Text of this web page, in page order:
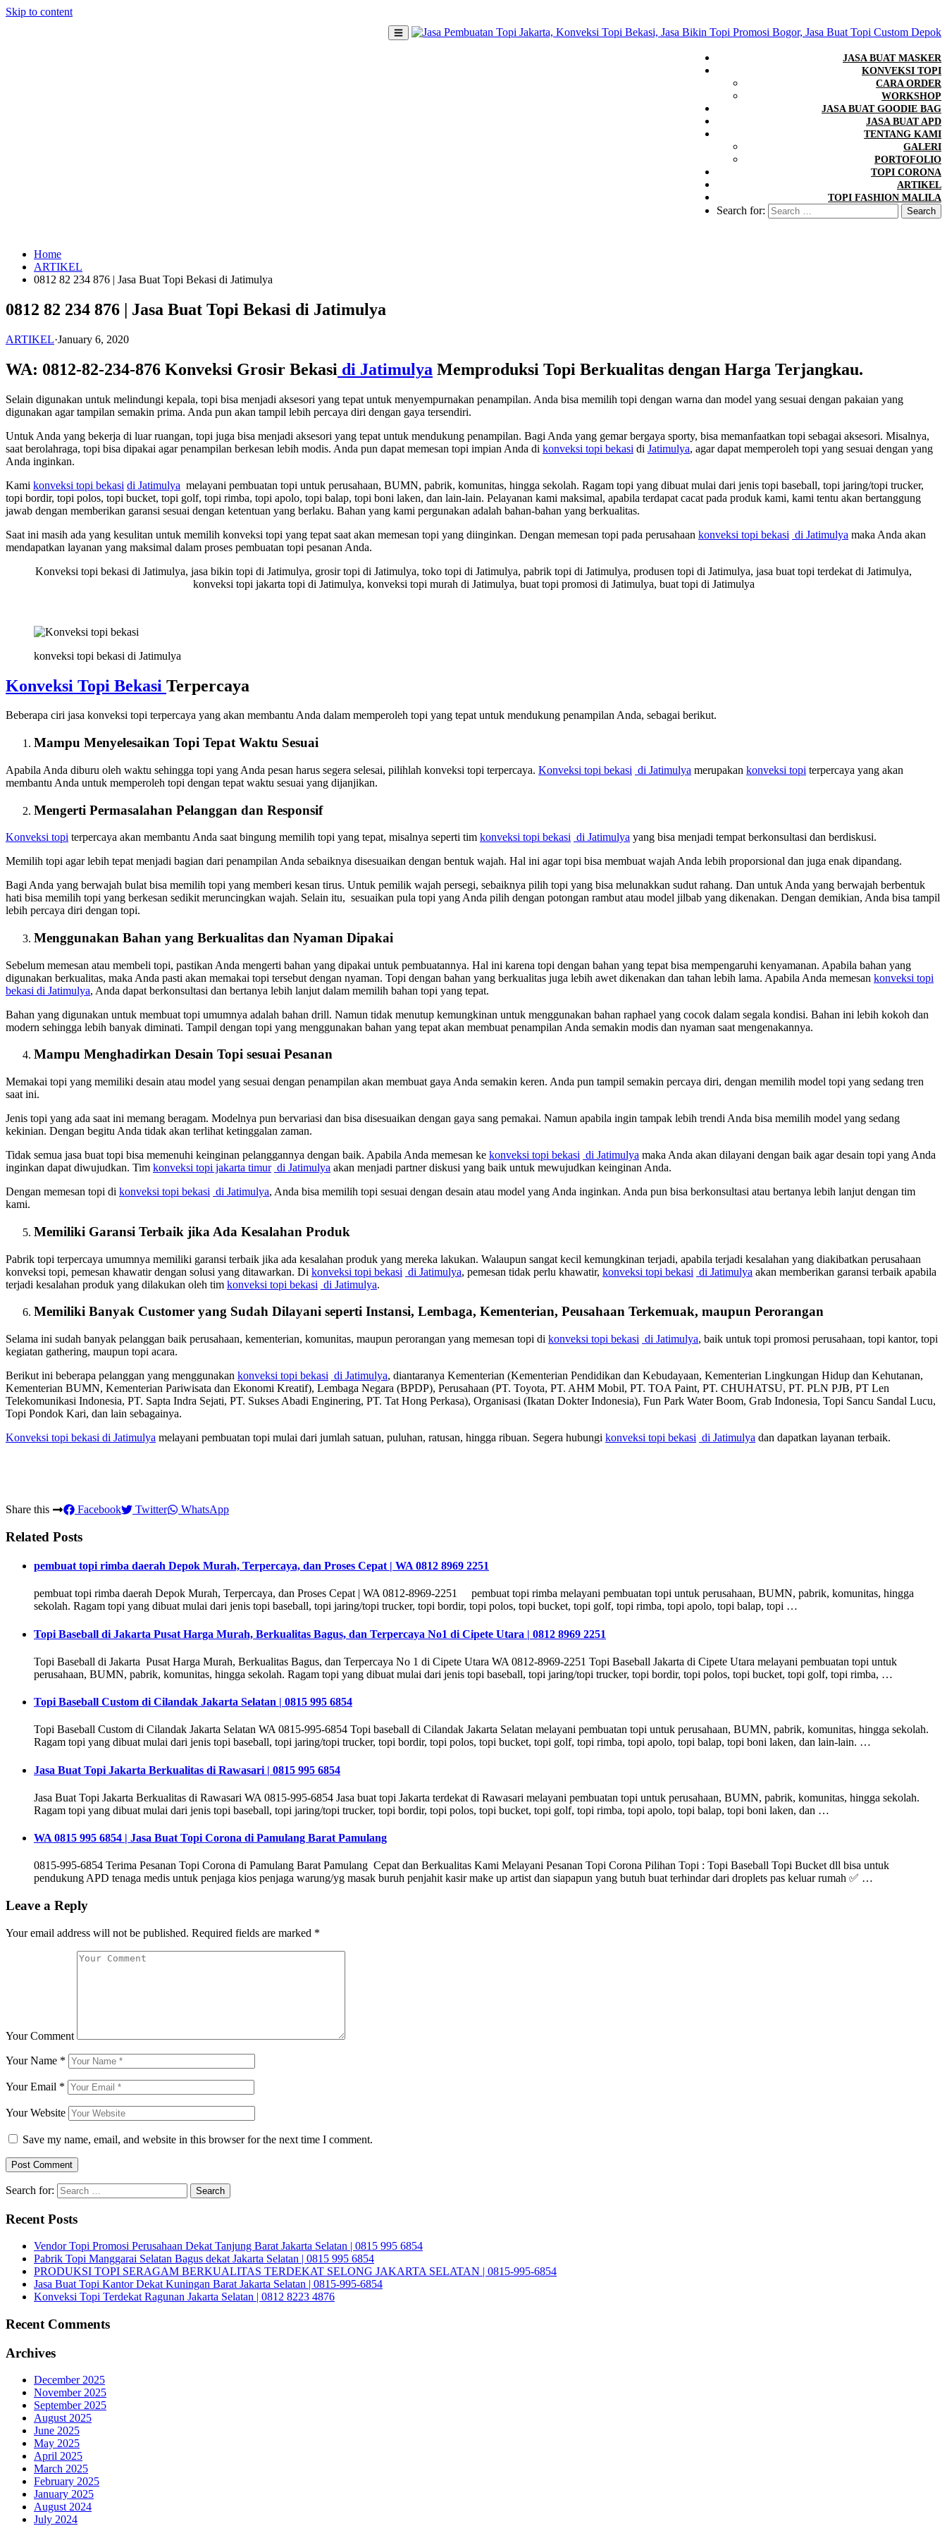
Skip to content
JASA BUAT MASKER
KONVEKSI TOPI
CARA ORDER
WORKSHOP
JASA BUAT GOODIE BAG
JASA BUAT APD
TENTANG KAMI
GALERI
PORTOFOLIO
TOPI CORONA
ARTIKEL
TOPI FASHION MALILA
Search for:
Home
ARTIKEL
0812 82 234 876 | Jasa Buat Topi Bekasi di Jatimulya
0812 82 234 876 | Jasa Buat Topi Bekasi di Jatimulya
ARTIKEL·January 6, 2020
WA: 0812-82-234-876 Konveksi Grosir Bekasi di Jatimulya Memproduksi Topi Berkualitas dengan Harga Terjangkau.
Selain digunakan untuk melindungi kepala, topi bisa menjadi aksesori yang tepat untuk menyempurnakan penampilan. Anda bisa memilih topi dengan warna dan model yang sesuai dengan pakaian yang
digunakan agar tampilan semakin prima. Anda pun akan tampil lebih percaya diri dengan gaya tersendiri.
Untuk Anda yang bekerja di luar ruangan, topi juga bisa menjadi aksesori yang tepat untuk mendukung penampilan. Bagi Anda yang gemar bergaya sporty, bisa memanfaatkan topi sebagai aksesori. Misalnya,
saat berolahraga, topi bisa dipakai agar penampilan berkesan lebih modis. Anda pun dapat memesan topi impian Anda di konveksi topi bekasi di Jatimulya, agar dapat memperoleh topi yang sesuai dengan yang
Anda inginkan.
Kami konveksi topi bekasi di Jatimulya melayani pembuatan topi untuk perusahaan, BUMN, pabrik, komunitas, hingga sekolah. Ragam topi yang dibuat mulai dari jenis topi baseball, topi jaring/topi trucker,
topi bordir, topi polos, topi bucket, topi golf, topi rimba, topi apolo, topi balap, topi boni laken, dan lain-lain. Pelayanan kami maksimal, apabila terdapat cacat pada produk kami, kami tentu akan bertanggung
jawab dengan memberikan garansi sesuai dengan ketentuan yang berlaku. Bahan yang kami pergunakan adalah bahan-bahan yang berkualitas.
Saat ini masih ada yang kesulitan untuk memilih konveksi topi yang tepat saat akan memesan topi yang diinginkan. Dengan memesan topi pada perusahaan konveksi topi bekasi di Jatimulya maka Anda akan
mendapatkan layanan yang maksimal dalam proses pembuatan topi pesanan Anda.
Konveksi topi bekasi di Jatimulya, jasa bikin topi di Jatimulya, grosir topi di Jatimulya, toko topi di Jatimulya, pabrik topi di Jatimulya, produsen topi di Jatimulya, jasa buat topi terdekat di Jatimulya,
konveksi topi jakarta topi di Jatimulya, konveksi topi murah di Jatimulya, buat topi promosi di Jatimulya, buat topi di Jatimulya
konveksi topi bekasi di Jatimulya
Konveksi Topi Bekasi Terpercaya
Beberapa ciri jasa konveksi topi terpercaya yang akan membantu Anda dalam memperoleh topi yang tepat untuk mendukung penampilan Anda, sebagai berikut.
Mampu Menyelesaikan Topi Tepat Waktu Sesuai
Apabila Anda diburu oleh waktu sehingga topi yang Anda pesan harus segera selesai, pilihlah konveksi topi terpercaya. Konveksi topi bekasi di Jatimulya merupakan konveksi topi terpercaya yang akan
membantu Anda untuk memperoleh topi dengan tepat waktu sesuai yang dijanjikan.
Mengerti Permasalahan Pelanggan dan Responsif
Konveksi topi terpercaya akan membantu Anda saat bingung memilih topi yang tepat, misalnya seperti tim konveksi topi bekasi di Jatimulya yang bisa menjadi tempat berkonsultasi dan berdiskusi.
Memilih topi agar lebih tepat menjadi bagian dari penampilan Anda sebaiknya disesuaikan dengan bentuk wajah. Hal ini agar topi bisa membuat wajah Anda lebih proporsional dan juga enak dipandang.
Bagi Anda yang berwajah bulat bisa memilih topi yang memberi kesan tirus. Untuk pemilik wajah persegi, sebaiknya pilih topi yang bisa melunakkan sudut rahang. Dan untuk Anda yang berwajah berbentuk
hati bisa memilih topi yang berkesan sedikit meruncingkan wajah. Selain itu, sesuaikan pula topi yang Anda pilih dengan potongan rambut atau model jilbab yang dikenakan. Dengan demikian, Anda bisa tampil
lebih percaya diri dengan topi.
Menggunakan Bahan yang Berkualitas dan Nyaman Dipakai
Sebelum memesan atau membeli topi, pastikan Anda mengerti bahan yang dipakai untuk pembuatannya. Hal ini karena topi dengan bahan yang tepat bisa mempengaruhi kenyamanan. Apabila bahan yang
digunakan berkualitas, maka Anda pasti akan memakai topi tersebut dengan nyaman. Topi dengan bahan yang berkualitas juga lebih awet dikenakan dan tahan lebih lama. Apabila Anda memesan konveksi topi
bekasi di Jatimulya, Anda dapat berkonsultasi dan bertanya lebih lanjut dalam memilih bahan topi yang tepat.
Bahan yang digunakan untuk membuat topi umumnya adalah bahan drill. Namun tidak menutup kemungkinan untuk menggunakan bahan raphael yang cocok dalam segala kondisi. Bahan ini lebih kokoh dan
modern sehingga lebih banyak diminati. Tampil dengan topi yang menggunakan bahan yang tepat akan membuat penampilan Anda semakin modis dan nyaman saat mengenakannya.
Mampu Menghadirkan Desain Topi sesuai Pesanan
Memakai topi yang memiliki desain atau model yang sesuai dengan penampilan akan membuat gaya Anda semakin keren. Anda pun tampil semakin percaya diri, dengan memilih model topi yang sedang tren
saat ini.
Jenis topi yang ada saat ini memang beragam. Modelnya pun bervariasi dan bisa disesuaikan dengan gaya sang pemakai. Namun apabila ingin tampak lebih trendi Anda bisa memilih model yang sedang
kekinian. Dengan begitu Anda tidak akan terlihat ketinggalan zaman.
Tidak semua jasa buat topi bisa memenuhi keinginan pelanggannya dengan baik. Apabila Anda memesan ke konveksi topi bekasi di Jatimulya maka Anda akan dilayani dengan baik agar desain topi yang Anda
inginkan dapat diwujudkan. Tim konveksi topi jakarta timur di Jatimulya akan menjadi partner diskusi yang baik untuk mewujudkan keinginan Anda.
Dengan memesan topi di konveksi topi bekasi di Jatimulya, Anda bisa memilih topi sesuai dengan desain atau model yang Anda inginkan. Anda pun bisa berkonsultasi atau bertanya lebih lanjut dengan tim
kami.
Memiliki Garansi Terbaik jika Ada Kesalahan Produk
Pabrik topi terpercaya umumnya memiliki garansi terbaik jika ada kesalahan produk yang mereka lakukan. Walaupun sangat kecil kemungkinan terjadi, apabila terjadi kesalahan yang diakibatkan perusahaan
konveksi topi, pemesan khawatir dengan solusi yang ditawarkan. Di konveksi topi bekasi di Jatimulya, pemesan tidak perlu khawatir, konveksi topi bekasi di Jatimulya akan memberikan garansi terbaik apabila
terjadi kesalahan produk yang dilakukan oleh tim konveksi topi bekasi di Jatimulya.
Memiliki Banyak Customer yang Sudah Dilayani seperti Instansi, Lembaga, Kementerian, Peusahaan Terkemuak, maupun Perorangan
Selama ini sudah banyak pelanggan baik perusahaan, kementerian, komunitas, maupun perorangan yang memesan topi di konveksi topi bekasi di Jatimulya, baik untuk topi promosi perusahaan, topi kantor, topi
kegiatan gathering, maupun topi acara.
Berikut ini beberapa pelanggan yang menggunakan konveksi topi bekasi di Jatimulya, diantaranya Kementerian (Kementerian Pendidikan dan Kebudayaan, Kementerian Lingkungan Hidup dan Kehutanan,
Kementerian BUMN, Kementerian Pariwisata dan Ekonomi Kreatif), Lembaga Negara (BPDP), Perusahaan (PT. Toyota, PT. AHM Mobil, PT. TOA Paint, PT. CHUHATSU, PT. PLN PJB, PT Len
Telekomunikasi Indonesia, PT. Sapta Indra Sejati, PT. Sukses Abadi Enginering, PT. Tat Hong Perkasa), Organisasi (Ikatan Dokter Indonesia), Fun Park Water Boom, Grab Indonesia, Topi Sancu Sandal Lucu,
Topi Pondok Kari, dan lain sebagainya.
Konveksi topi bekasi di Jatimulya melayani pembuatan topi mulai dari jumlah satuan, puluhan, ratusan, hingga ribuan. Segera hubungi konveksi topi bekasi di Jatimulya dan dapatkan layanan terbaik.
Share this Facebook Twitter WhatsApp
Related Posts
pembuat topi rimba daerah Depok Murah, Terpercaya, dan Proses Cepat | WA 0812 8969 2251
pembuat topi rimba daerah Depok Murah, Terpercaya, dan Proses Cepat | WA 0812-8969-2251 pembuat topi rimba melayani pembuatan topi untuk perusahaan, BUMN, pabrik, komunitas, hingga
sekolah. Ragam topi yang dibuat mulai dari jenis topi baseball, topi jaring/topi trucker, topi bordir, topi polos, topi bucket, topi golf, topi rimba, topi apolo, topi balap, topi …
Topi Baseball di Jakarta Pusat Harga Murah, Berkualitas Bagus, dan Terpercaya No1 di Cipete Utara | 0812 8969 2251
Topi Baseball di Jakarta Pusat Harga Murah, Berkualitas Bagus, dan Terpercaya No 1 di Cipete Utara WA 0812-8969-2251 Topi Baseball Jakarta di Cipete Utara melayani pembuatan topi untuk
perusahaan, BUMN, pabrik, komunitas, hingga sekolah. Ragam topi yang dibuat mulai dari jenis topi baseball, topi jaring/topi trucker, topi bordir, topi polos, topi bucket, topi golf, topi rimba, …
Topi Baseball Custom di Cilandak Jakarta Selatan | 0815 995 6854
Topi Baseball Custom di Cilandak Jakarta Selatan WA 0815-995-6854 Topi baseball di Cilandak Jakarta Selatan melayani pembuatan topi untuk perusahaan, BUMN, pabrik, komunitas, hingga sekolah.
Ragam topi yang dibuat mulai dari jenis topi baseball, topi jaring/topi trucker, topi bordir, topi polos, topi bucket, topi golf, topi rimba, topi apolo, topi balap, topi boni laken, dan lain-lain. …
Jasa Buat Topi Jakarta Berkualitas di Rawasari | 0815 995 6854
Jasa Buat Topi Jakarta Berkualitas di Rawasari WA 0815-995-6854 Jasa buat topi Jakarta terdekat di Rawasari melayani pembuatan topi untuk perusahaan, BUMN, pabrik, komunitas, hingga sekolah.
Ragam topi yang dibuat mulai dari jenis topi baseball, topi jaring/topi trucker, topi bordir, topi polos, topi bucket, topi golf, topi rimba, topi apolo, topi balap, topi boni laken, dan …
WA 0815 995 6854 | Jasa Buat Topi Corona di Pamulang Barat Pamulang
0815-995-6854 Terima Pesanan Topi Corona di Pamulang Barat Pamulang Cepat dan Berkualitas Kami Melayani Pesanan Topi Corona Pilihan Topi : Topi Baseball Topi Bucket dll bisa untuk
pendukung APD tenaga medis untuk penjaga kios penjaga warung/yg masak buruh penjahit kasir make up artist dan siapapun yang butuh buat terhindar dari droplets pas keluar rumah ✅ …
Leave a Reply
Your email address will not be published. Required fields are marked *
Your Comment
Your Name *
Your Email *
Your Website
Save my name, email, and website in this browser for the next time I comment.
Search for:
Recent Posts
Vendor Topi Promosi Perusahaan Dekat Tanjung Barat Jakarta Selatan | 0815 995 6854
Pabrik Topi Manggarai Selatan Bagus dekat Jakarta Selatan | 0815 995 6854
PRODUKSI TOPI SERAGAM BERKUALITAS TERDEKAT SELONG JAKARTA SELATAN | 0815-995-6854
Jasa Buat Topi Kantor Dekat Kuningan Barat Jakarta Selatan | 0815-995-6854
Konveksi Topi Terdekat Ragunan Jakarta Selatan | 0812 8223 4876
Recent Comments
Archives
December 2025
November 2025
September 2025
August 2025
June 2025
May 2025
April 2025
March 2025
February 2025
January 2025
August 2024
July 2024